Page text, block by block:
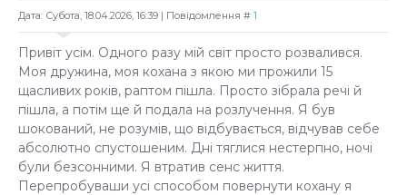
Дата: Субота, 18.04.2026, 16:39 | Повідомлення # 1
Привіт усім. Одного разу мій світ просто розвалився.
Моя дружина, моя кохана з якою ми прожили 15
щасливих років, раптом пішла. Просто зібрала речі й
пішла, а потім ще й подала на розлучення. Я був
шокований, не розумів, що відбувається, відчував себе
абсолютно спустошеним. Дні тяглися нестерпно, ночі
були безсонними. Я втратив сенс життя.
Перепробуваши усі способом повернути кохану я